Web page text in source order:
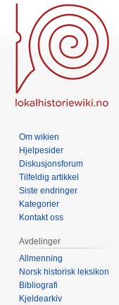
Om wikien
Hjelpesider
Diskusjonsforum
Tilfeldig artikkel
Siste endringer
Kategorier
Kontakt oss
Avdelinger
Allmenning
Norsk historisk leksikon
Bibliografi
Kjeldearkiv